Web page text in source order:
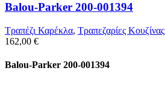
Balou-Parker 200-001394
Τραπέζι Καρέκλα, Τραπεζαρίες Κουζίνας
162,00 €
Balou-Parker 200-001394